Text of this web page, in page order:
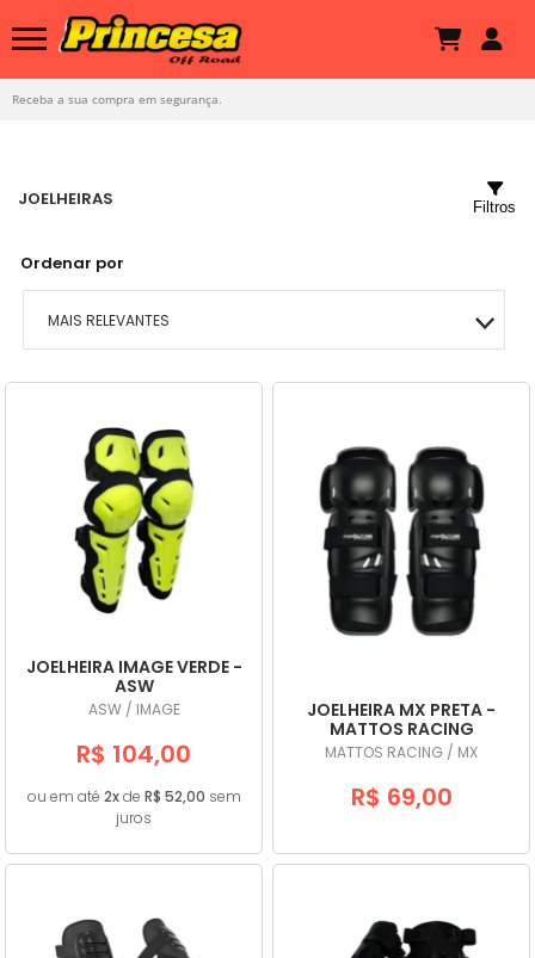
Receba a sua compra em segurança.
JOELHEIRAS
Ordenar por
MAIS RELEVANTES
MAIS VENDIDOS
MENOR PREÇO
MAIOR PREÇO
Filtros
JOELHEIRA IMAGE VERDE -
ASW
ASW / IMAGE
R$ 104,00
ou em até 2xde R$ 52,00 sem
juros
JOELHEIRA MX PRETA -
MATTOS RACING
MATTOS RACING / MX
R$ 69,00